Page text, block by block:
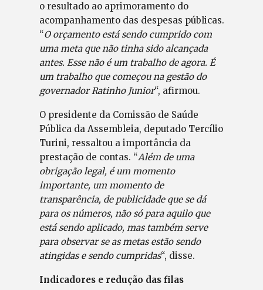
o resultado ao aprimoramento do
acompanhamento das despesas públicas.
“O orçamento está sendo cumprido com
uma meta que não tinha sido alcançada
antes. Esse não é um trabalho de agora. É
um trabalho que começou na gestão do
governador Ratinho Junior“, afirmou.
O presidente da Comissão de Saúde
Pública da Assembleia, deputado Tercílio
Turini, ressaltou a importância da
prestação de contas. “Além de uma
obrigação legal, é um momento
importante, um momento de
transparência, de publicidade que se dá
para os números, não só para aquilo que
está sendo aplicado, mas também serve
para observar se as metas estão sendo
atingidas e sendo cumpridas“, disse.
Indicadores e redução das filas